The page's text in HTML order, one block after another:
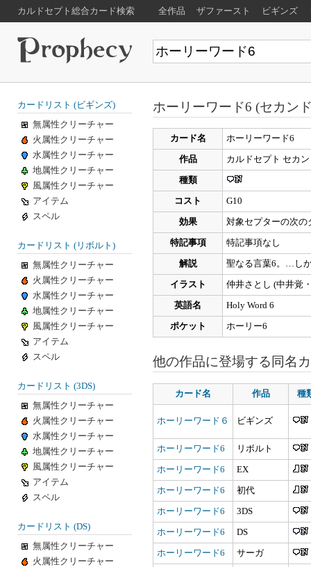
カルドセプト総合カード検索 全作品 ザファースト ビギンズ
ホーリーワード6 (セカン
カード名 ホーリーワード6
作品 カルドセプト セカン
種類
コスト G10
効果 対象セプターの次の
特記事項 特記事項なし
解説 聖なる言葉6。…し
イラスト 仲井さとし (中井覚
英語名 Holy Word 6
ポケット ホーリー6
他の作品に登場する同名
カード名 作品 種
ホーリーワード６ ビギンズ
ホーリーワード6 リボルト
ホーリーワード6 EX
ホーリーワード6 初代
ホーリーワード6 3DS
ホーリーワード6 DS
ホーリーワード6 サーガ
カードリスト (ビギンズ)
無属性クリーチャー
火属性クリーチャー
水属性クリーチャー
地属性クリーチャー
風属性クリーチャー
アイテム
スペル
カードリスト (リボルト)
無属性クリーチャー
火属性クリーチャー
水属性クリーチャー
地属性クリーチャー
風属性クリーチャー
アイテム
スペル
カードリスト (3DS)
無属性クリーチャー
火属性クリーチャー
水属性クリーチャー
地属性クリーチャー
風属性クリーチャー
アイテム
スペル
カードリスト (DS)
無属性クリーチャー
火属性クリーチャー